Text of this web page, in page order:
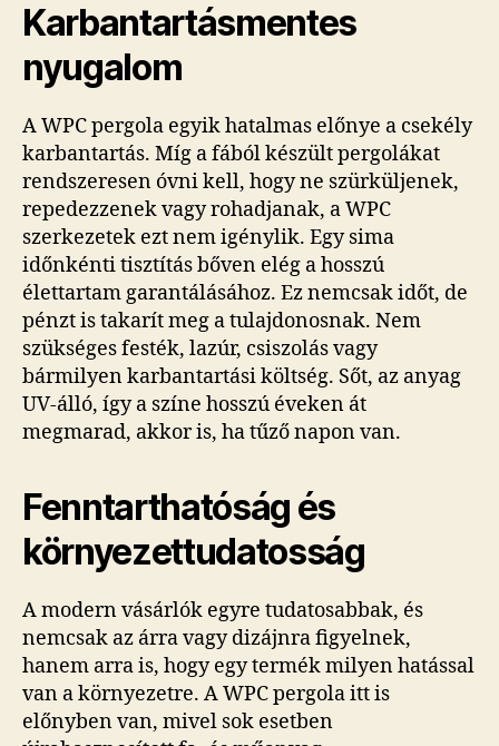
Karbantartásmentes
nyugalom
A WPC pergola egyik hatalmas előnye a csekély
karbantartás. Míg a fából készült pergolákat
rendszeresen óvni kell, hogy ne szürküljenek,
repedezzenek vagy rohadjanak, a WPC
szerkezetek ezt nem igénylik. Egy sima
időnkénti tisztítás bőven elég a hosszú
élettartam garantálásához. Ez nemcsak időt, de
pénzt is takarít meg a tulajdonosnak. Nem
szükséges festék, lazúr, csiszolás vagy
bármilyen karbantartási költség. Sőt, az anyag
UV-álló, így a színe hosszú éveken át
megmarad, akkor is, ha tűző napon van.
Fenntarthatóság és
környezettudatosság
A modern vásárlók egyre tudatosabbak, és
nemcsak az árra vagy dizájnra figyelnek,
hanem arra is, hogy egy termék milyen hatással
van a környezetre. A WPC pergola itt is
előnyben van, mivel sok esetben